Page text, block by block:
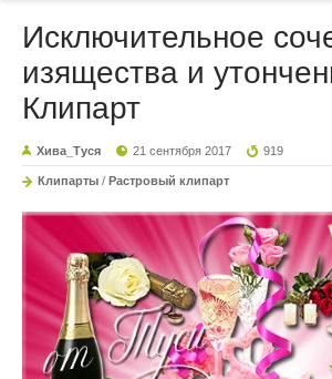
Исключительное
изящества и
Клипарт
Хива_Туся 21 сентября 2017 919
Клипарты / Растровый клипарт